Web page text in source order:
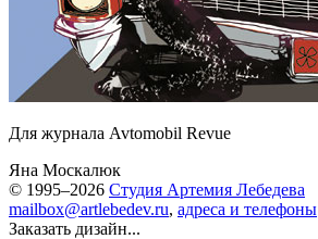
Для журнала Avtomobil Revue
Яна Москалюк
© 1995–2026 Студия Артемия Лебедева
mailbox@artlebedev.ru, адреса и телефоны
Заказать дизайн...